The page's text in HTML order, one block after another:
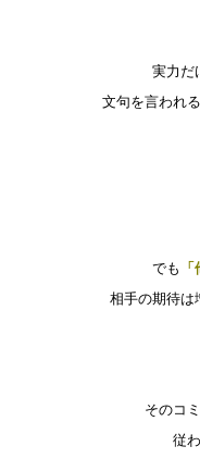
実力だ
文句を言われ
でも
相手の期待は
そのコ
従